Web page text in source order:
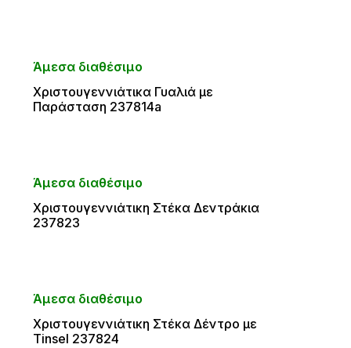
Άμεσα διαθέσιμο
Χριστουγεννιάτικα Γυαλιά με
Παράσταση 237814a
Άμεσα διαθέσιμο
Χριστουγεννιάτικη Στέκα Δεντράκια
237823
Άμεσα διαθέσιμο
Χριστουγεννιάτικη Στέκα Δέντρο με
Tinsel 237824